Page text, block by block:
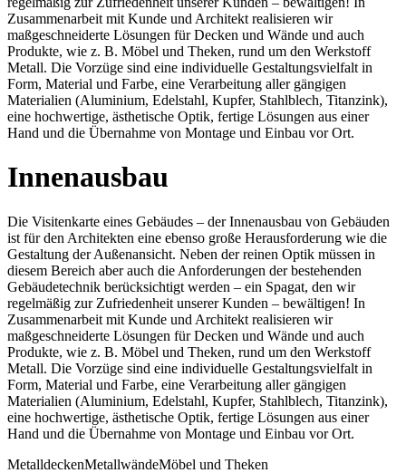
Zusammenarbeit mit Kunde und Architekt realisieren wir
maßgeschneiderte Lösungen für Decken und Wände und auch
Produkte, wie z. B. Möbel und Theken, rund um den Werkstoff
Metall. Die Vorzüge sind eine individuelle Gestaltungsvielfalt in
Form, Material und Farbe, eine Verarbeitung aller gängigen
Materialien (Aluminium, Edelstahl, Kupfer, Stahlblech, Titanzink),
eine hochwertige, ästhetische Optik, fertige Lösungen aus einer
Hand und die Übernahme von Montage und Einbau vor Ort.
Innenausbau
Die Visitenkarte eines Gebäudes – der Innenausbau von Gebäuden
ist für den Architekten eine ebenso große Herausforderung wie die
Gestaltung der Außenansicht. Neben der reinen Optik müssen in
diesem Bereich aber auch die Anforderungen der bestehenden
Gebäudetechnik berücksichtigt werden – ein Spagat, den wir
regelmäßig zur Zufriedenheit unserer Kunden – bewältigen! In
Zusammenarbeit mit Kunde und Architekt realisieren wir
maßgeschneiderte Lösungen für Decken und Wände und auch
Produkte, wie z. B. Möbel und Theken, rund um den Werkstoff
Metall. Die Vorzüge sind eine individuelle Gestaltungsvielfalt in
Form, Material und Farbe, eine Verarbeitung aller gängigen
Materialien (Aluminium, Edelstahl, Kupfer, Stahlblech, Titanzink),
eine hochwertige, ästhetische Optik, fertige Lösungen aus einer
Hand und die Übernahme von Montage und Einbau vor Ort.
MetalldeckenMetallwändeMöbel und Theken